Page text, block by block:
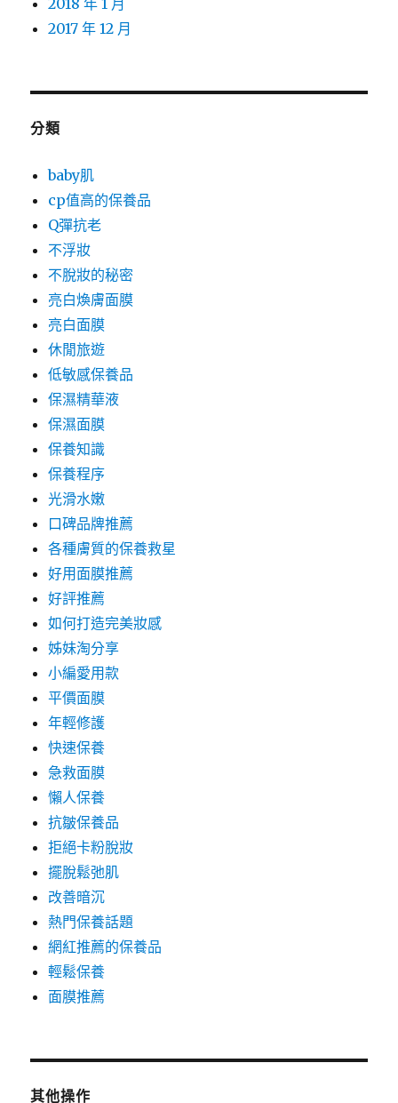
2018 年 1 月
2017 年 12 月
分類
baby肌
cp值高的保養品
Q彈抗老
不浮妝
不脫妝的秘密
亮白煥膚面膜
亮白面膜
休閒旅遊
低敏感保養品
保濕精華液
保濕面膜
保養知識
保養程序
光滑水嫩
口碑品牌推薦
各種膚質的保養救星
好用面膜推薦
好評推薦
如何打造完美妝感
姊妹淘分享
小編愛用款
平價面膜
年輕修護
快速保養
急救面膜
懶人保養
抗皺保養品
拒絕卡粉脫妝
擺脫鬆弛肌
改善暗沉
熱門保養話題
網紅推薦的保養品
輕鬆保養
面膜推薦
其他操作